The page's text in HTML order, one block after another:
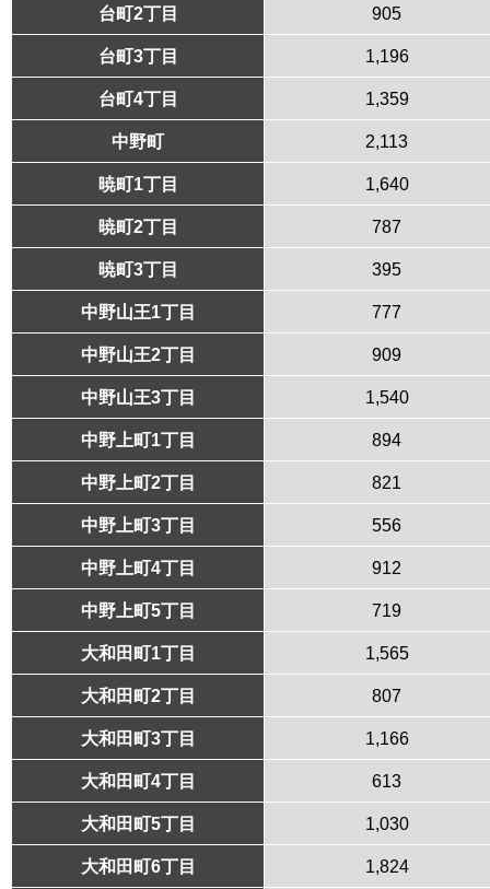
台町2丁目 905
台町3丁目 1,196
台町4丁目 1,359
中野町 2,113
暁町1丁目 1,640
暁町2丁目 787
暁町3丁目 395
中野山王1丁目 777
中野山王2丁目 909
中野山王3丁目 1,540
中野上町1丁目 894
中野上町2丁目 821
中野上町3丁目 556
中野上町4丁目 912
中野上町5丁目 719
大和田町1丁目 1,565
大和田町2丁目 807
大和田町3丁目 1,166
大和田町4丁目 613
大和田町5丁目 1,030
大和田町6丁目 1,824